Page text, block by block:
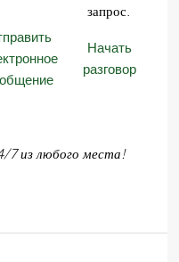
запрос.
Начать
разговор
из любого места!